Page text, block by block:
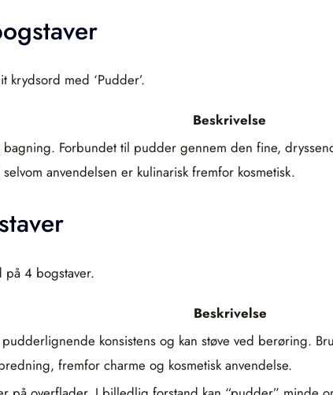
med ‘Pudder’.
Beskrivelse
Forbundet til pudder gennem den fine,
anvendelsen er kulinarisk fremfor kosmetisk.
på 4 bogstaver.
Beskrivelse
konsistens og kan støve ved berøring.
fremfor charme og kosmetisk anvendelse.